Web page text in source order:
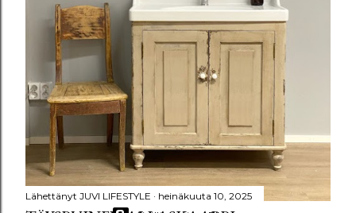
Lähettänyt JUVI LIFESTYLE heinäkuuta 10, 2025
VANHEMMAT TEKSTIT